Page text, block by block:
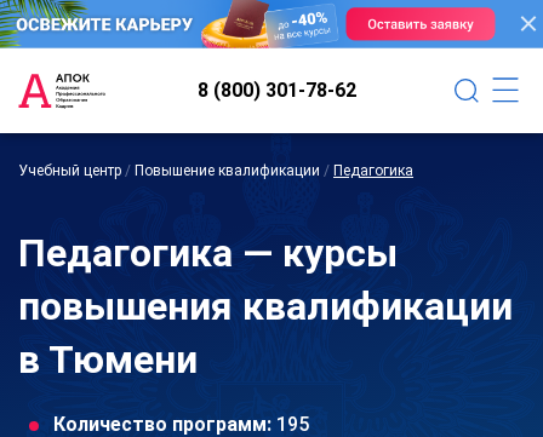
8 (800) 301-78-62
Учебный центр / Повышение квалификации / Педагогика
Педагогика — курсы
повышения квалификации
в Тюмени
Количество программ: 195